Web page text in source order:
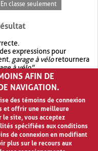
classe seulement
expressions pour
garage à véloretournera
à vélo".
avec OR.garage OR vélo
quegarage à vélo
AFIN DE
NAVIGATION.
des témoins de connexion
et offrir une meilleure
le site, vous acceptez
spécifiées aux conditions
de connexion en modifiant
plus sur le recours aux